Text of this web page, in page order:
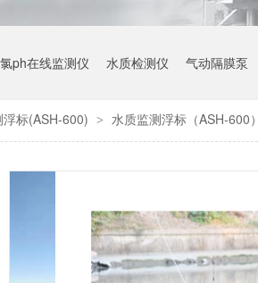
ph在线监测仪 水质检测仪 气动隔膜泵
标(ASH-600) > 水质监测浮标（ASH-600）